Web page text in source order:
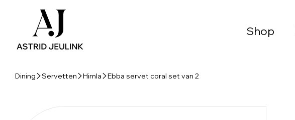
Shop
Dining Servetten Himla Ebba servet coral set van 2